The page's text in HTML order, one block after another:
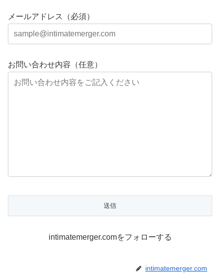
メールアドレス（必須）
お問い合わせ内容（任意）
intimatemerger.comをフォローする
intimatemerger.com